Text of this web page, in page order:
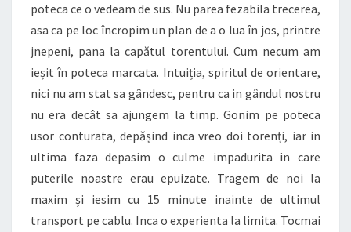
poteca ce o vedeam de sus. Nu parea fezabila trecerea,
asa ca pe loc încropim un plan de a o lua în jos, printre
jnepeni, pana la capătul torentului. Cum necum am
ieșit în poteca marcata. Intuiția, spiritul de orientare,
nici nu am stat sa gândesc, pentru ca in gândul nostru
nu era decât sa ajungem la timp. Gonim pe poteca
usor conturata, depășind inca vreo doi torenți, iar in
ultima faza depasim o culme impadurita in care
puterile noastre erau epuizate. Tragem de noi la
maxim și iesim cu 15 minute inainte de ultimul
transport pe cablu. Inca o experienta la limita. Tocmai